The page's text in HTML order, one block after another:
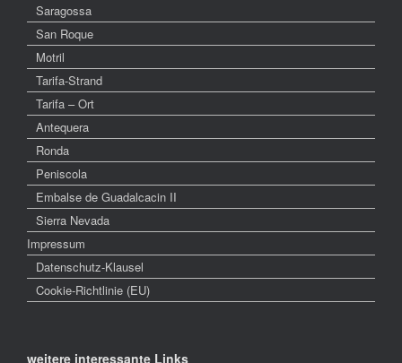
Saragossa
San Roque
Motril
Tarifa-Strand
Tarifa – Ort
Antequera
Ronda
Peniscola
Embalse de Guadalcacin II
Sierra Nevada
Impressum
Datenschutz-Klausel
Cookie-Richtlinie (EU)
weitere interessante Links